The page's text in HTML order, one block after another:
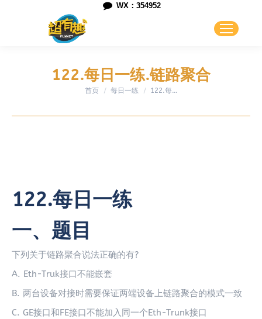
WX：354952
122.每日一练.链路聚合
您在这里：
首页 每日一练 122.每…
122.每日一练
一、题目
下列关于链路聚合说法正确的有?
A. Eth-Truk接口不能嵌套
B. 两台设备对接时需要保证两端设备上链路聚合的模式一致
C. GE接口和FE接口不能加入同一个Eth-Trunk接口